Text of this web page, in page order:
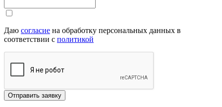
Даю согласие на обработку персональных данных в
соответствии с политикой
Отправить заявку